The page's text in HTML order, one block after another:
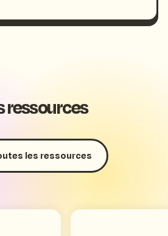
ressources
les ressources